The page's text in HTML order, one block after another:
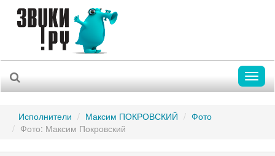
Исполнители Максим ПОКРОВСКИЙ
Фото
Фото: Максим Покровский